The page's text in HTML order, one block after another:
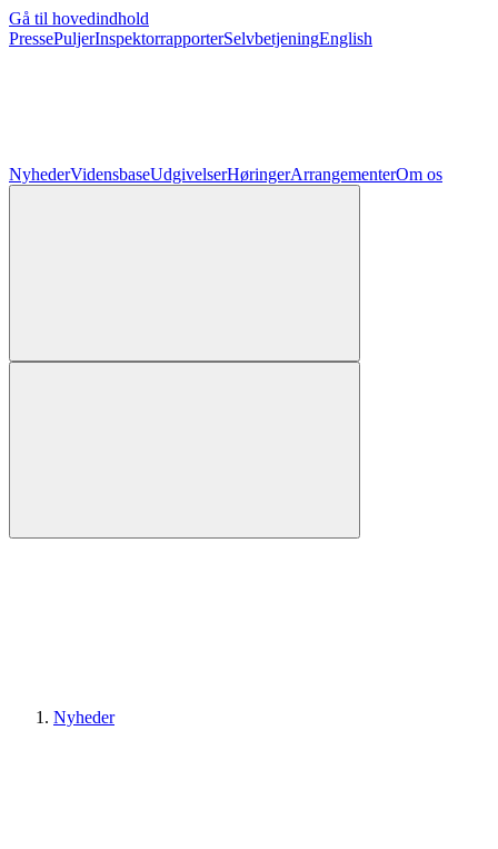
Gå til hovedindhold
PressePuljerInspektorrapporterSelvbetjeningEnglish
NyhederVidensbaseUdgivelserHøringerArrangementerOm os
Nyheder